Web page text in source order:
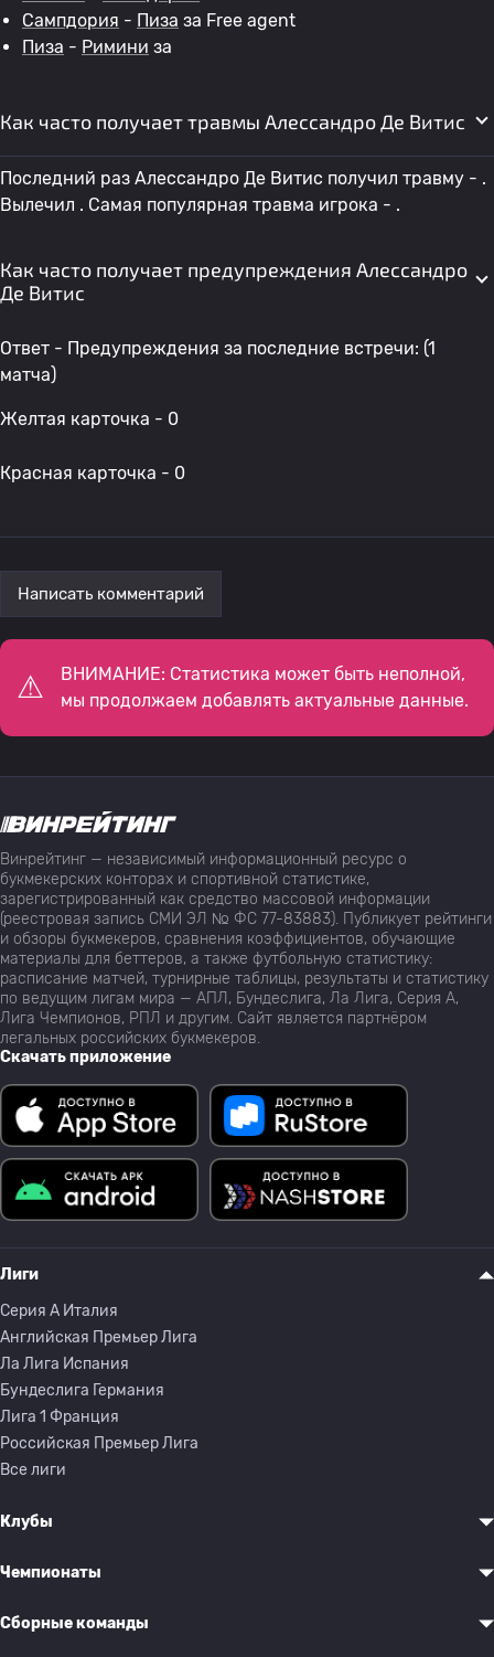
Сампдория - Пиза за Free agent
Пиза - Римини за
Как часто получает травмы Алессандро Де Витис
Последний раз Алессандро Де Витис получил травму - .
Вылечил . Самая популярная травма игрока - .
Как часто получает предупреждения Алессандро
Де Витис
Ответ - Предупреждения за последние встречи: (1
матча)
Желтая карточка - 0
Красная карточка - 0
Написать комментарий
ВНИМАНИЕ: Статистика может быть неполной,
мы продолжаем добавлять актуальные данные.
Винрейтинг — независимый информационный ресурс о
букмекерских конторах и спортивной статистике,
зарегистрированный как средство массовой информации
(реестровая запись СМИ ЭЛ № ФС 77-83883). Публикует рейтинги
и обзоры букмекеров, сравнения коэффициентов, обучающие
материалы для беттеров, а также футбольную статистику:
расписание матчей, турнирные таблицы, результаты и статистику
по ведущим лигам мира — АПЛ, Бундеслига, Ла Лига, Серия А,
Лига Чемпионов, РПЛ и другим. Сайт является партнёром
легальных российских букмекеров.
Скачать приложение
Лиги
Серия A Италия
Английская Премьер Лига
Ла Лига Испания
Бундеслига Германия
Лига 1 Франция
Российская Премьер Лига
Все лиги
Клубы
Чемпионаты
Сборные команды